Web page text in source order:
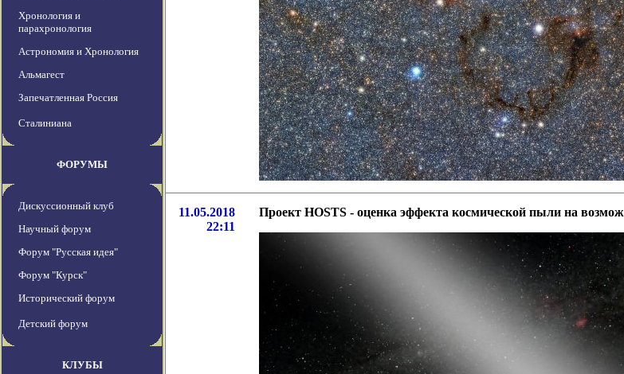
Хронология и
парахронология
Астрономия и Хронология
Альмагест
Запечатленная Россия
Сталиниана
ФОРУМЫ
Дискуссионный клуб
Научный форум
Форум "Русская идея"
Форум "Курск"
Исторический форум
Детский форум
КЛУБЫ
11.05.2018
22:11
Проект HOSTS - оценка эффекта космической пыли на